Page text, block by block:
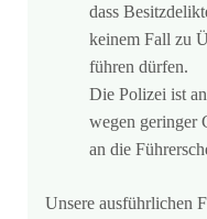
dass
keinem Fall zu
führen dürfen.
Die Polizei ist
wegen geringer
an die
Unsere ausführlichen